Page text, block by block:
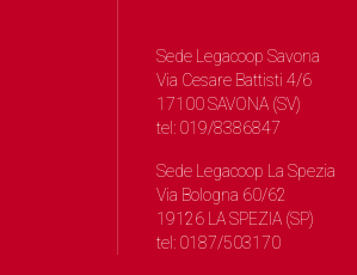
Sede Legacoop Savona
Via Cesare Battisti 4/6
17100 SAVONA (SV)
tel: 019/8386847
Sede Legacoop La Spezia
Via Bologna 60/62
19126 LA SPEZIA (SP)
tel: 0187/503170